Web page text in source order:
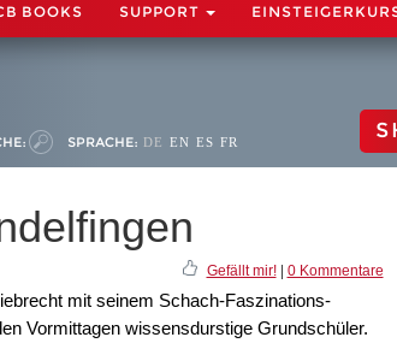
BOOKS SUPPORT
SPRACHE: DE EN ES FR
Gefällt mir!| 0 Kommentare
mit seinem Schach-Faszinations-
Vormittagen wissensdurstige Grundschüler.